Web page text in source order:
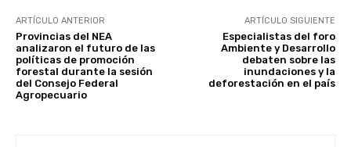
ARTÍCULO ANTERIOR
Provincias del NEA
analizaron el futuro de las
políticas de promoción
forestal durante la sesión
del Consejo Federal
Agropecuario
ARTÍCULO SIGUIENTE
Especialistas del foro
Ambiente y Desarrollo
debaten sobre las
inundaciones y la
deforestación en el país